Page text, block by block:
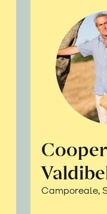
Camporeale,